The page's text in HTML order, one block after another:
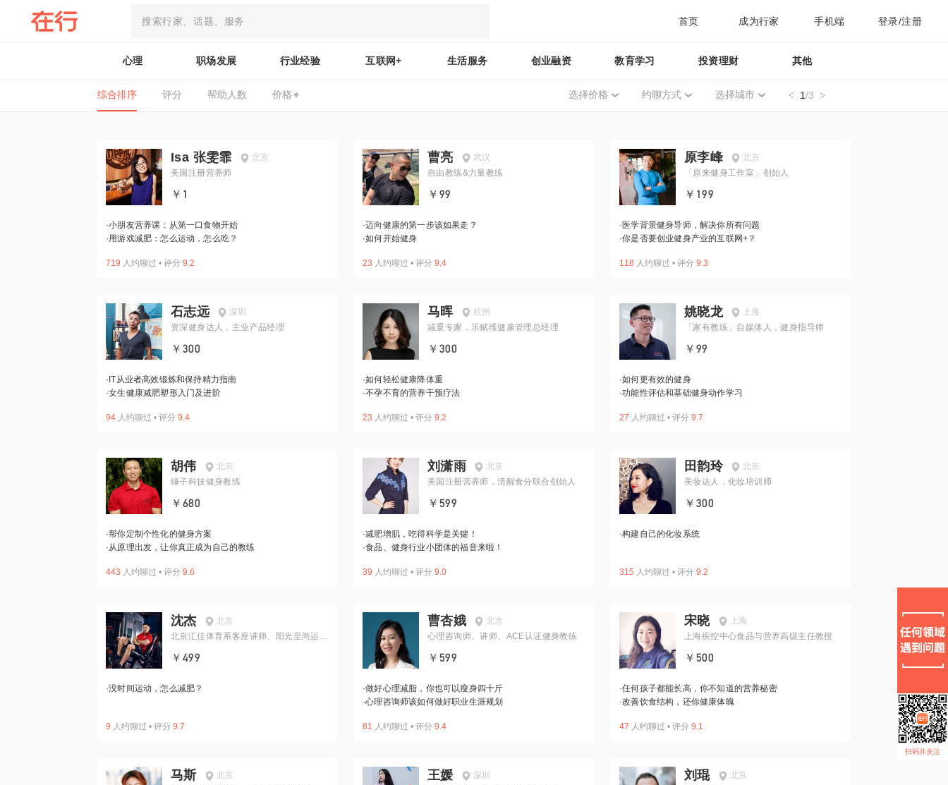
首页 成为行家 手机端 登录/注册
心理 职场发展 行业经验 互联网+ 生活服务 创业融资 教育学习 投资理财 其他
综合排序 评分 帮助人数 价格 选择价格 约聊方式 选择城市 1/3
Isa 张雯霏
北京
美国注册营养师
￥1
·小朋友营养课：从第一口食物开始
·用游戏减肥：怎么运动，怎么吃？
719 人约聊过 • 评分 9.2
曹亮
武汉
自由教练&力量教练
￥99
·迈向健康的第一步该如果走？
·如何开始健身
23 人约聊过 • 评分 9.4
原李峰
北京
「原来健身工作室」创始人
￥199
· 医学背景健身导师，解决你所有问题
·你是否要创业健身产业的互联网+？
118 人约聊过 • 评分 9.3
石志远
深圳
资深健身达人，主业产品经理
￥300
· IT从业者高效锻炼和保持精力指南
·女生健康减肥塑形入门及进阶
94 人约聊过 • 评分 9.4
马晖
杭州
减重专家，乐赋维健康管理总经理
￥300
·如何轻松健康降体重
·不孕不育的营养干预疗法
23 人约聊过 • 评分 9.2
姚晓龙
上海
「家有教练」自媒体人，健身指导师
￥99
·如何更有效的健身
·功能性评估和基础健身动作学习
27 人约聊过 • 评分 9.7
胡伟
北京
锤子科技健身教练
￥680
·帮你定制个性化的健身方案
·从原理出发，让你真正成为自己的教练
443 人约聊过 • 评分 9.6
刘潇雨
北京
美国注册营养师，清醒食分联合创始人
￥599
·减肥增肌，吃得科学是关键！
·食品、健身行业小团体的福音来啦！
39 人约聊过 • 评分 9.0
田韵玲
北京
美妆达人，化妆培训师
￥300
·构建自己的化妆系统
315 人约聊过 • 评分 9.2
沈杰
北京
北京汇佳体育系客座讲师、阳光至尚运动
￥499
·没时间运动，怎么减肥？
9 人约聊过 • 评分 9.7
曹杏娥
北京
心理咨询师、讲师、ACE认证健身教练
￥599
·做好心理减脂，你也可以瘦身四十斤
·心理咨询师该如何做好职业生涯规划
81 人约聊过 • 评分 9.4
宋晓
上海
上海疾控中心食品与营养高级主任教授
￥500
·任何孩子都能长高，你不知道的营养秘密
·改善饮食结构，还你健康体魄
47 人约聊过 • 评分 9.1
马斯
北京
王媛
深圳
刘琨
北京
扫码并关注